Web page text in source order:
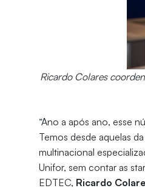
Ricardo Colares
“Ano a após ano, esse
Temos desde aquelas
multinacional
Unifor, sem contar as
EDTEC, Ricardo